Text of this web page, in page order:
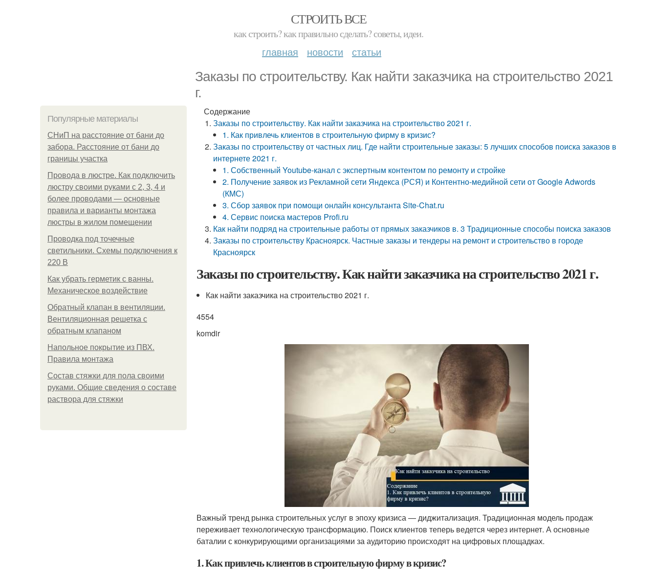
СТРОИТЬ ВСЕ
как строить? как правильно сделать? советы, идеи.
главная новости статьи
Заказы по строительству. Как найти заказчика на строительство 2021
г.
Популярные материалы
СНиП на расстояние от бани до
забора. Расстояние от бани до
границы участка
Провода в люстре. Как подключить
люстру своими руками с 2, 3, 4 и
более проводами — основные
правила и варианты монтажа
люстры в жилом помещении
Проводка под точечные
светильники. Схемы подключения к
220 В
Как убрать герметик с ванны.
Механическое воздействие
Обратный клапан в вентиляции.
Вентиляционная решетка с
обратным клапаном
Напольное покрытие из ПВХ.
Правила монтажа
Состав стяжки для пола своими
руками. Общие сведения о составе
раствора для стяжки
Содержание
Заказы по строительству. Как найти заказчика на строительство 2021 г.
1. Как привлечь клиентов в строительную фирму в кризис?
Заказы по строительству от частных лиц. Где найти строительные заказы: 5 лучших способов поиска заказов в
интернете 2021 г.
1. Собственный Youtube-канал с экспертным контентом по ремонту и стройке
2. Получение заявок из Рекламной сети Яндекса (РСЯ) и Контентно-медийной сети от Google Adwords
(КМС)
3. Сбор заявок при помощи онлайн консультанта Site-Chat.ru
4. Сервис поиска мастеров Profi.ru
Как найти подряд на строительные работы от прямых заказчиков в. 3 Традиционные способы поиска заказов
Заказы по строительству Красноярск. Частные заказы и тендеры на ремонт и строительство в городе
Красноярск
Заказы по строительству. Как найти заказчика на строительство 2021 г.
Как найти заказчика на строительство 2021 г.
4554
komdir
Важный тренд рынка строительных услуг в эпоху кризиса — диджитализация. Традиционная модель продаж
переживает технологическую трансформацию. Поиск клиентов теперь ведется через интернет. А основные
баталии с конкурирующими организациями за аудиторию происходят на цифровых площадках.
1. Как привлечь клиентов в строительную фирму в кризис?